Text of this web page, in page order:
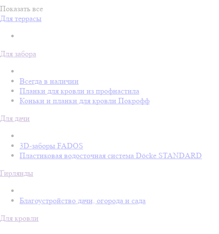
Показать все
Для террасы
Для забора
Всегда в наличии
Планки для кровли из профнастила
Коньки и планки для кровли Покрофф
Для дачи
3D-заборы FADOS
Пластиковая водосточная система Döcke STANDARD
Гирлянды
Благоустройство дачи, огорода и сада
Для кровли